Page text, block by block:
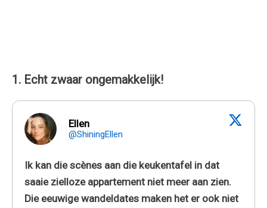
1. Echt zwaar ongemakkelijk!
Ellen
@ShiningEllen
Ik kan die scènes aan die keukentafel in dat
saaie zielloze appartement niet meer aan zien.
Die eeuwige wandeldates maken het er ook niet